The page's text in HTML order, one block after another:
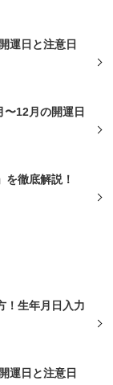
運日と注意日
12月の開運日
を徹底解説！
！生年月日入力
運日と注意日